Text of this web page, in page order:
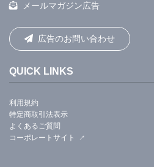
メールマガジン広告
広告のお問い合わせ
QUICK LINKS
利用規約
特定商取引法表示
よくあるご質問
コーポレートサイト